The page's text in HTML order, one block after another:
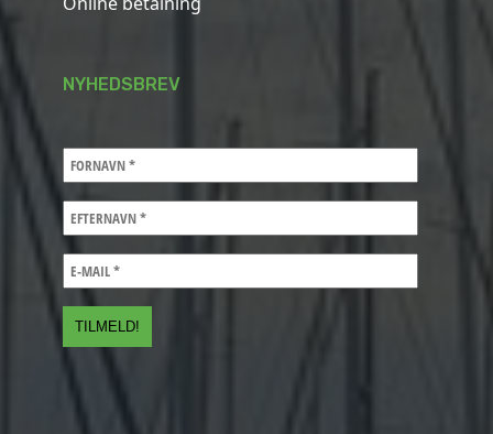
NYHEDSBREV